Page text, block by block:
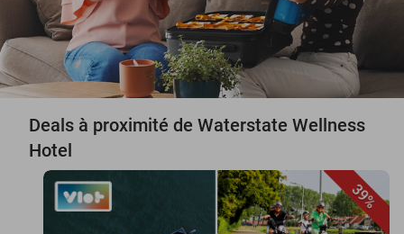
Deals à proximité de Waterstate Wellness
Hotel
39%